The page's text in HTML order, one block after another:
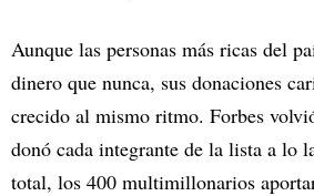
Aunque las personas más ricas del
dinero que nunca, sus donaciones
crecido al mismo ritmo. Forbes
donó cada integrante de la lista a lo
total, los 400 multimillonarios